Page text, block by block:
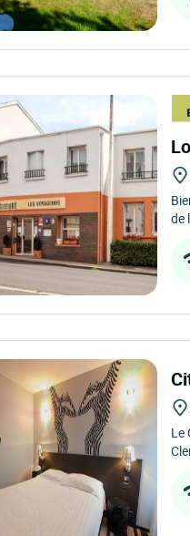
de
Le